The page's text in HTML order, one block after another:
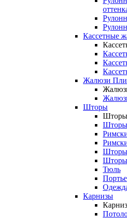
Кассетные
Жалюзи
Шторы
Шторы
Шторы
Шторы
Шторы
Тюль
Карнизы